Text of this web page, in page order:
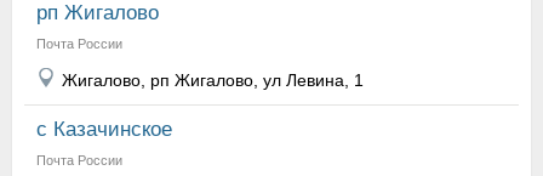
рп Жигалово
Почта России
Жигалово, рп Жигалово, ул Левина, 1
с Казачинское
Почта России